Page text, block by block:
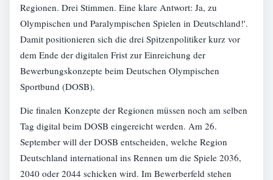
Regionen. Drei Stimmen. Eine klare Antwort: Ja, zu
Olympischen und Paralympischen Spielen in Deutschland!'.
Damit positionieren sich die drei Spitzenpolitiker kurz vor
dem Ende der digitalen Frist zur Einreichung der
Bewerbungskonzepte beim Deutschen Olympischen
Sportbund (DOSB).
Die finalen Konzepte der Regionen müssen noch am selben
Tag digital beim DOSB eingereicht werden. Am 26.
September will der DOSB entscheiden, welche Region
Deutschland international ins Rennen um die Spiele 2036,
2040 oder 2044 schicken wird. Im Bewerberfeld stehen